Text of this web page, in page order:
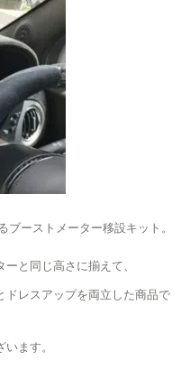
ブーストメーター移設キット。
と同じ高さに揃えて、
ドレスアップを両立した商品で
ます。